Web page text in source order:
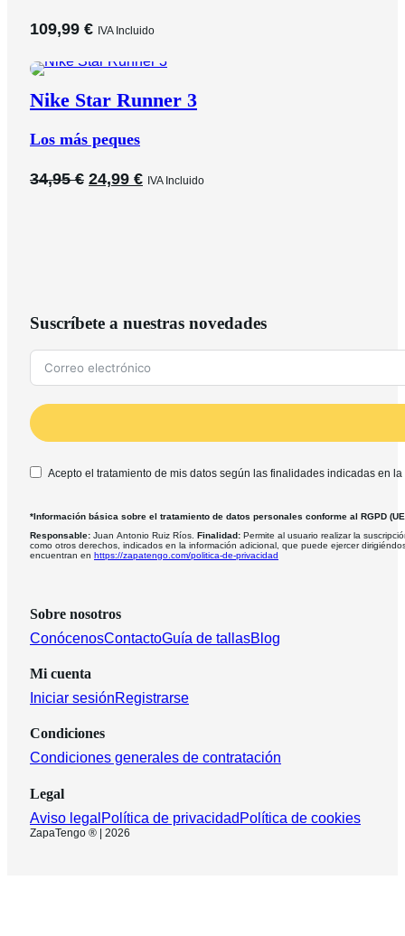
109,99 € IVA Incluido
Nike Star Runner 3
Los más peques
34,95€ El
24,99 €ElIVA Incluido
Suscríbete a nuestras novedades
Acepto el tratamiento de mis datos según las finalidades indicadas en
*Información básica sobre el tratamiento de datos personales conforme al RGPD
Responsable: Juan Antonio Ruiz Ríos. Finalidad: Permite al usuario realizar la
como otros derechos, indicados en la información adicional, que puede ejercer
encuentran en https://zapatengo.com/politica-de-privacidad
Sobre nosotros
ConócenosContactoGuía de tallasBlog
Mi cuenta
Iniciar sesiónRegistrarse
Condiciones
Condiciones generales de contratación
Legal
Aviso legal Política de privacidad Política de cookies
ZapaTengo ® | 2026